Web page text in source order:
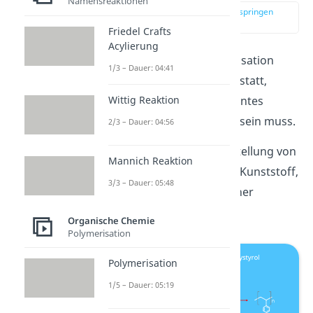
zur Stelle im Video springen
Eine radikalische Polymerisation
findet in vier Teilschritten statt,
wobei immer ein sogenanntes
Starterradikal vorhanden sein muss.
Schauen wir uns die Herstellung von
an. Das ist der Kunststoff,
aus dem dein Joghurtbecher
Friedel Crafts
Acylierung
1/3 – Dauer: 04:41
Wittig Reaktion
2/3 – Dauer: 04:56
Mannich Reaktion
3/3 – Dauer: 05:48
Organische Chemie
Polymerisation
Polymerisation
1/5 – Dauer: 05:19